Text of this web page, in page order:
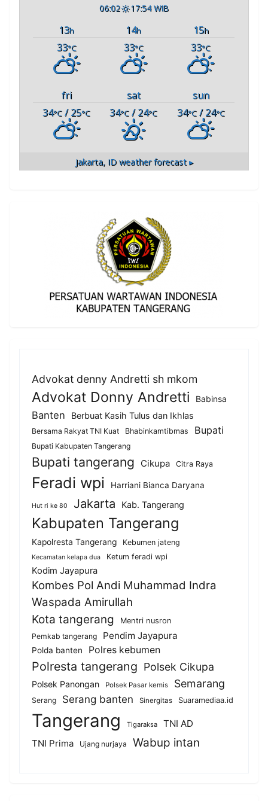
06:02 17:54 WIB
13h 14h 15h
33°C 33°C 33°C
fri sat
sun
34°C / 25°C 34°C / 24°C 34°C/ 24°C
Jakarta, IDweather forecast ▸
Advokat denny Andretti sh mkom
Advokat Donny Andretti Babinsa
Banten Berbuat Kasih Tulus dan Ikhlas
Bersama Rakyat TNI Kuat Bhabinkamtibmas Bupati
Bupati Kabupaten Tangerang
Bupati tangerang Cikupa Citra Raya
Feradi wpi Harriani Bianca Daryana
Hut ri ke 80 Jakarta Kab. Tangerang
Kabupaten Tangerang
Kapolresta Tangerang Kebumen jateng
Kecamatan kelapa dua Ketum feradi wpi
Kodim Jayapura
Kombes Pol Andi Muhammad Indra
Waspada Amirullah
Kota tangerang
Mentri nusron
Pemkab tangerang
Pendim Jayapura
Polda banten Polres kebumen
Polresta tangerang Polsek Cikupa
Polsek Panongan Polsek Pasar kemis Semarang
Serang Serang banten Sinergitas Suaramediaa.id
Tangerang Tigaraksa
TNI AD
TNI Prima
Ujang nurjaya Wabup intan